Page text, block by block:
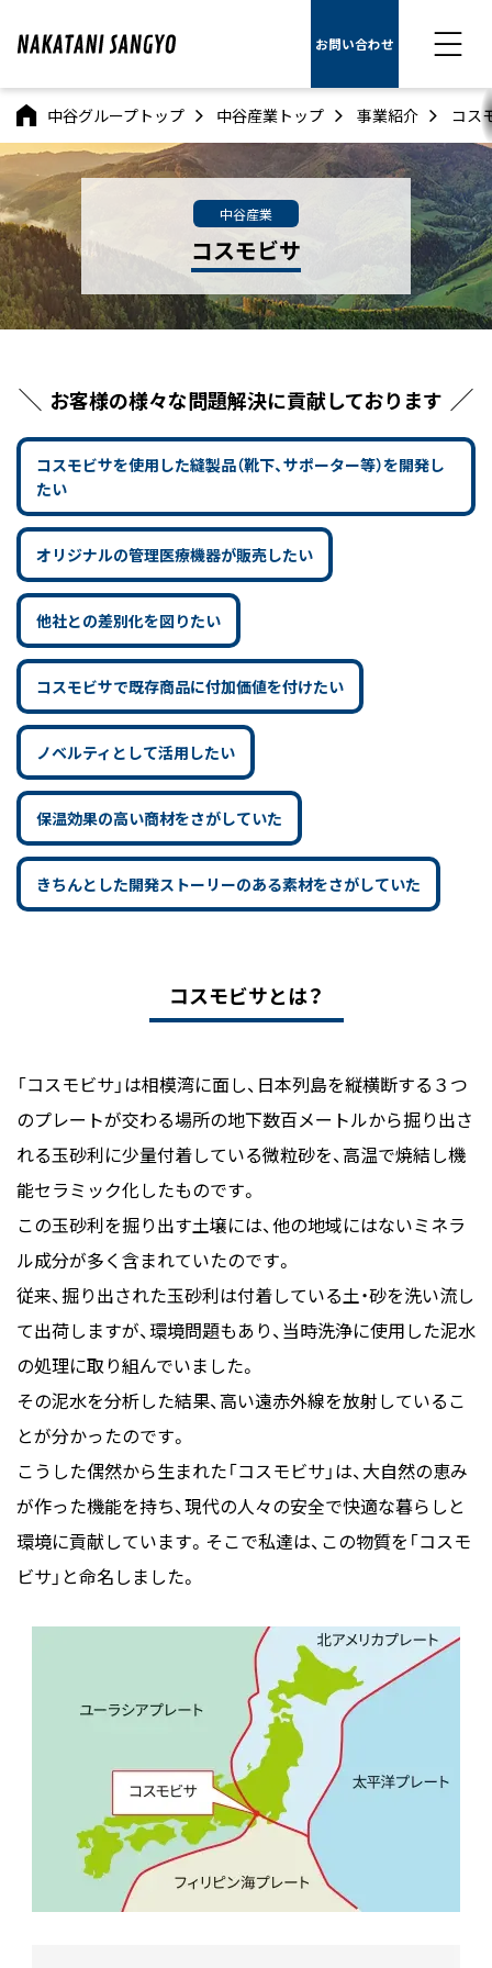
お問い合わせ
中谷グループトップ 中谷産業トップ 事業紹介 コス
中谷産業
コスモビサ
お客様の様々な問題解決に貢献しております
コスモビサを使用した縫製品（靴下、サポーター等）を開発し
たい
オリジナルの管理医療機器が販売したい
他社との差別化を図りたい
コスモビサで既存商品に付加価値を付けたい
ノベルティとして活用したい
保温効果の高い商材をさがしていた
きちんとした開発ストーリーのある素材をさがしていた
コスモビサとは？
「コスモビサ」は相模湾に面し、日本列島を縦横断する３つ
のプレートが交わる場所の地下数百メートルから掘り出さ
れる玉砂利に少量付着している微粒砂を、高温で焼結し機
能セラミック化したものです。
この玉砂利を掘り出す土壌には、他の地域にはないミネラ
ル成分が多く含まれていたのです。
従来、掘り出された玉砂利は付着している土・砂を洗い流し
て出荷しますが、環境問題もあり、当時洗浄に使用した泥水
の処理に取り組んでいました。
その泥水を分析した結果、高い遠赤外線を放射しているこ
とが分かったのです。
こうした偶然から生まれた「コスモビサ」は、大自然の恵み
が作った機能を持ち、現代の人々の安全で快適な暮らしと
環境に貢献しています。そこで私達は、この物質を「コスモ
ビサ」と命名しました。